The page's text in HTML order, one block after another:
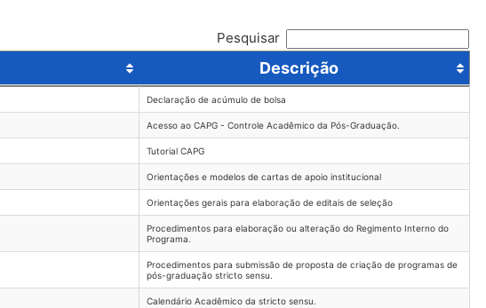
Pesquisar
Descrição
Descrição
Declaração de acúmulo de bolsa
Acesso ao CAPG - Controle Acadêmico da Pós-Graduação.
Tutorial CAPG
Orientações e modelos de cartas de apoio institucional
Orientações gerais para elaboração de editais de seleção
Procedimentos para elaboração ou alteração do Regimento Interno do
Programa.
Procedimentos para submissão de proposta de criação de programas de
pós-graduação stricto sensu.
Calendário Acadêmico da stricto sensu.